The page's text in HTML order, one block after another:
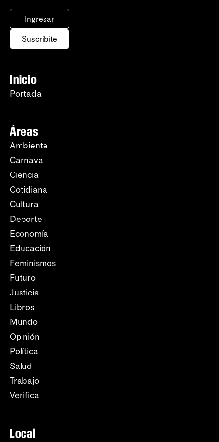
Ingresar
Suscribite
Inicio
Portada
Áreas
Ambiente
Carnaval
Ciencia
Cotidiana
Cultura
Deporte
Economía
Educación
Feminismos
Futuro
Justicia
Libros
Mundo
Opinión
Política
Salud
Trabajo
Verifica
Local